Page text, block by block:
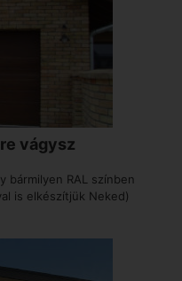
vágysz
bármilyen RAL színben
is elkészítjük Neked)